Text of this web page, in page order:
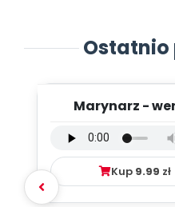
Ostatnio
Marynarz -
Kup 9.99 zł